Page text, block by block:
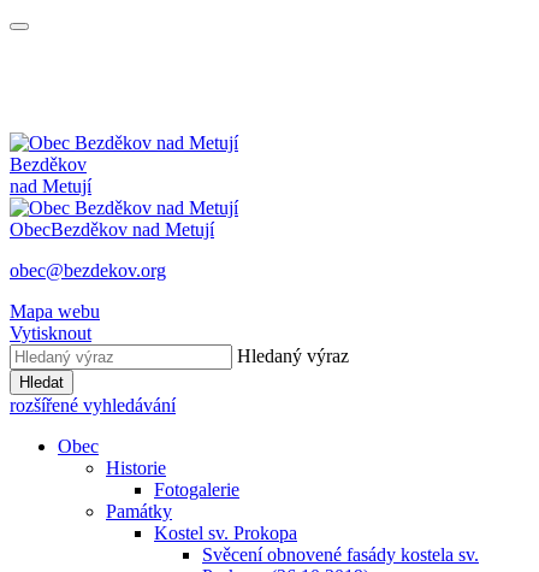
Bezděkov
nad Metují
ObecBezděkov nad Metují
obec@bezdekov.org
Mapa webu
Vytisknout
Hledaný výraz
Hledat
rozšířené vyhledávání
Obec
Historie
Fotogalerie
Památky
Kostel sv. Prokopa
Svěcení obnovené fasády kostela sv.